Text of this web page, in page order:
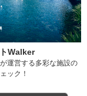
Walker
運営する多彩な施設の
ック！